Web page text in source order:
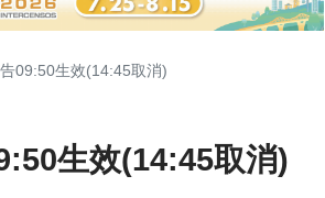
09:50生效(14:45取消)
生效(14:45取消)